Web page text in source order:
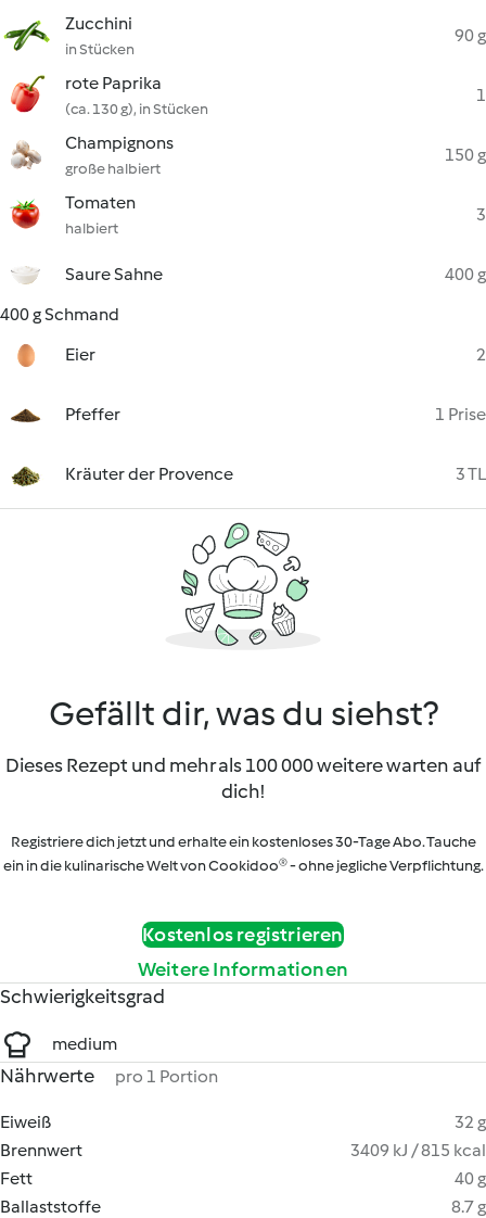
Zucchini
in Stücken
90 g
rote Paprika
(ca. 130 g), in Stücken
1
Champignons
große halbiert
150 g
Tomaten
halbiert
3
Saure Sahne
400 g
400 g Schmand
Eier
2
Pfeffer 1 Prise
Kräuter der Provence 3 TL
Gefällt dir, was du siehst?
Dieses Rezept und mehr als 100 000 weitere warten auf
dich!
Registriere dich jetzt und erhalte ein kostenloses 30-Tage Abo. Tauche
ein in die kulinarische Welt von Cookidoo® - ohne jegliche Verpflichtung.
Kostenlos registrieren
Weitere Informationen
Schwierigkeitsgrad
medium
Nährwerte pro 1 Portion
Eiweiß
32 g
Brennwert
3409 kJ / 815 kcal
Fett
40 g
Ballaststoffe
8.7 g